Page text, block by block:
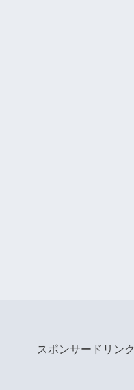
スポンサードリンク